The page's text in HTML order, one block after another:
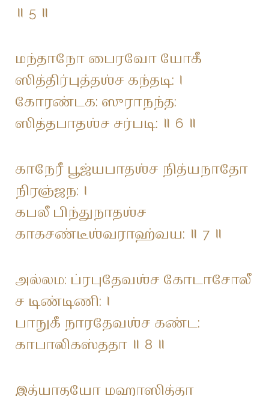
॥ 5 ॥
மந்தாநோ பைரவோ யோகீ
ஸித்திர்புத்தஶ்ச கந்தடி: ।
கோரண்டக: ஸுராநந்த:
ஸித்தபாதஶ்ச சர்படி: ॥ 6 ॥
காநேரீ பூஜ்யபாதஶ்ச நித்யநாதோ
நிரஞ்ஜந: ।
கபலீ பிந்துநாதஶ்ச
காகசண்டீஶ்வராஹ்வய: ॥ 7 ॥
அல்லம: ப்ரபுதேவஶ்ச கோடாசோலீ
ச டிண்டிணி: ।
பாநுகீ நாரதேவஶ்ச கண்ட:
காபாலிகஸ்ததா ॥ 8 ॥
இத்யாதயோ மஹாஸித்தா